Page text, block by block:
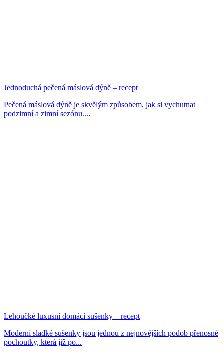
Jednoduchá pečená máslová dýně – recept
Pečená máslová dýně je skvělým způsobem, jak si vychutnat
podzimní a zimní sezónu....
Lehoučké luxusní domácí sušenky – recept
Moderní sladké sušenky jsou jednou z nejnovějších podob přenosné
pochoutky, která již po...